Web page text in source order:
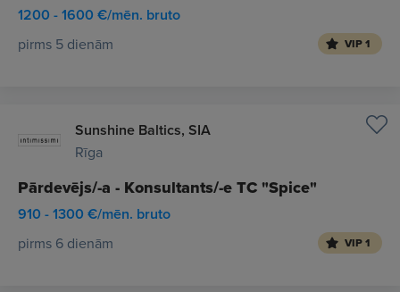
1200 - 1600 €/mēn. bruto
pirms 5 dienām VIP 1
Sunshine Baltics, SIA
Rīga
Pārdevējs/-a - Konsultants/-e TC "Spice"
910 - 1300 €/mēn. bruto
pirms 6 dienām VIP 1